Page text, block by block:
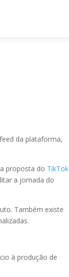
da plataforma,
proposta do TikTok
a jornada do
Também existe
à produção de